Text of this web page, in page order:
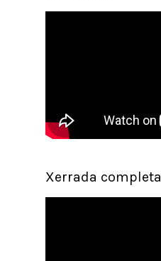
Xerrada completa